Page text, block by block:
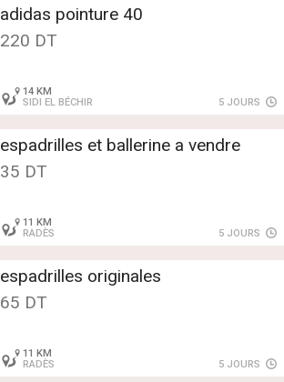
adidas pointure 40
220 DT
14 KM
SIDI EL BÉCHIR
5 JOURS
espadrilles et ballerine a vendre
35 DT
11 KM
RADÈS
5 JOURS
espadrilles originales
65 DT
11 KM
RADÈS
5 JOURS